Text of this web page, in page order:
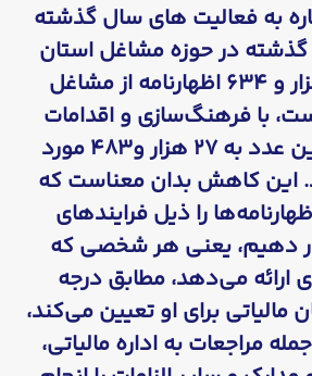
به فعالیت های سال گذشته
گذشته در حوزه مشاغل استان
اصفهان، ۶۰ هزار و ۶۳۴ اظهارنامه از مشاغل
با فرهنگ‌سازی و اقدامات
صورت گرفته، این عدد به ۲۷ هزار و۴۸۳ مورد
این کاهش بدان معناست که
را ذیل فرایندهای
دهیم، یعنی هر شخصی که
ارائه می‌دهد، مطابق درجه
برای او تعیین می‌کند،
مراجعات به اداره مالیاتی،